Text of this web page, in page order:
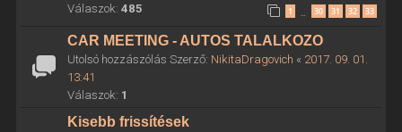
Válaszok: 485 1 30 31 32 33
CAR MEETING - AUTOS TALALKOZO
Utolsó hozzászólás Szerző: NikitaDragovich « 2017. 09. 01.
13:41
Válaszok: 1
Kisebb frissítések